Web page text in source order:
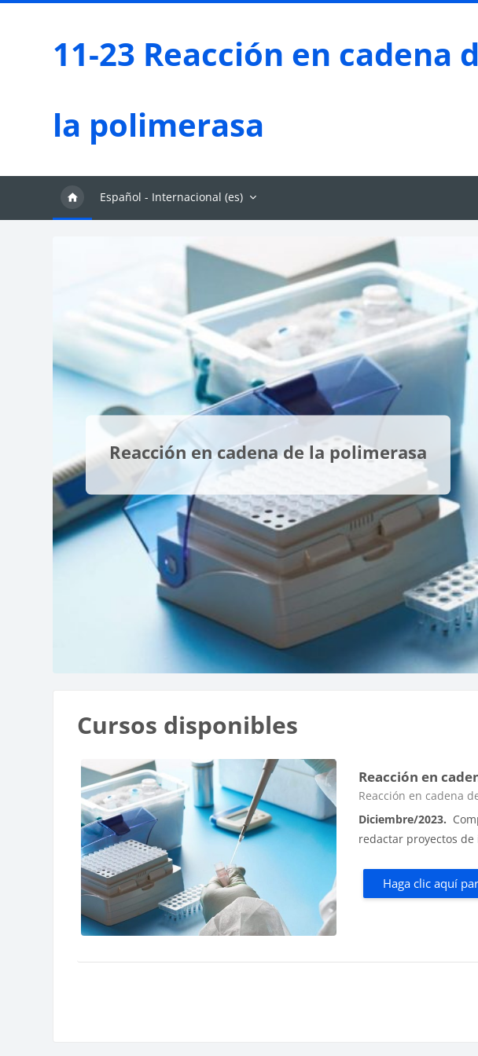
11-23 Reacción en cadena
la polimerasa
Español - Internacional ‎(es)‎
Reacción en cadena de la polimerasa
Bloques
Cursos disponibles
Reacción en
Categoría de cursos
Reacción en cadena
Diciembre/2023.
redactar proyectos
Haga clic aquí